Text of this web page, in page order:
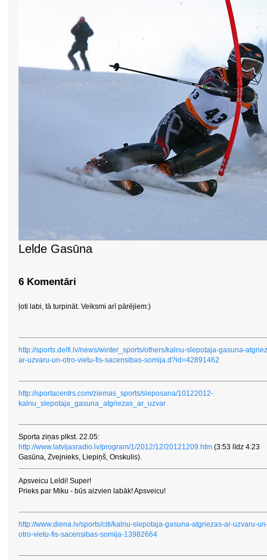
Lelde Gasūna
6 Komentāri
ļoti labi, tā turpināt. Veiksmi arī pārējiem:)
http://sports.delfi.lv/news/winter_sports/others/kalnu-slepotaja-gasuna-
ar-uzvaru-un-otro-vietu-fis-sacensibas-somija.d?id=42891462
http://sportacentrs.com/ziemas_sports/sleposana/10122012-
kalnu_slepotaja_gasuna_atgriezas_ar_uzvar
Sporta ziņas plkst. 22.05:
http://www.latvijasradio.lv/program/1/2012/12/20121209.htm (3:53 līdz 4:23
Gasūna, Zvejnieks, Liepiņš, Onskulis).
Apsveicu Leldi! Super!
Prieks par Miku - būs aizvien labāk! Apsveicu!
http://www.diena.lv/sports/citi/kalnu-slepotaja-gasuna-atgriezas-ar-uzvaru-
otro-vietu-fis-sacensibas-somija-13982664